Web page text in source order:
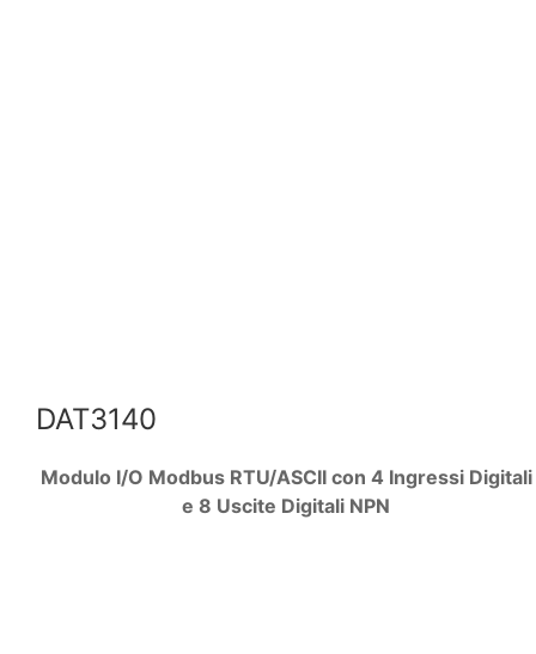
DAT3140
Modulo I/O Modbus RTU/ASCII con 4 Ingressi Digitali
e 8 Uscite Digitali NPN